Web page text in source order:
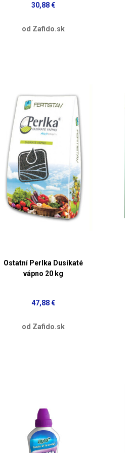
30,88 €
od Zafido.sk
Ostatní Perlka Dusíkaté
vápno 20 kg
47,88 €
od Zafido.sk